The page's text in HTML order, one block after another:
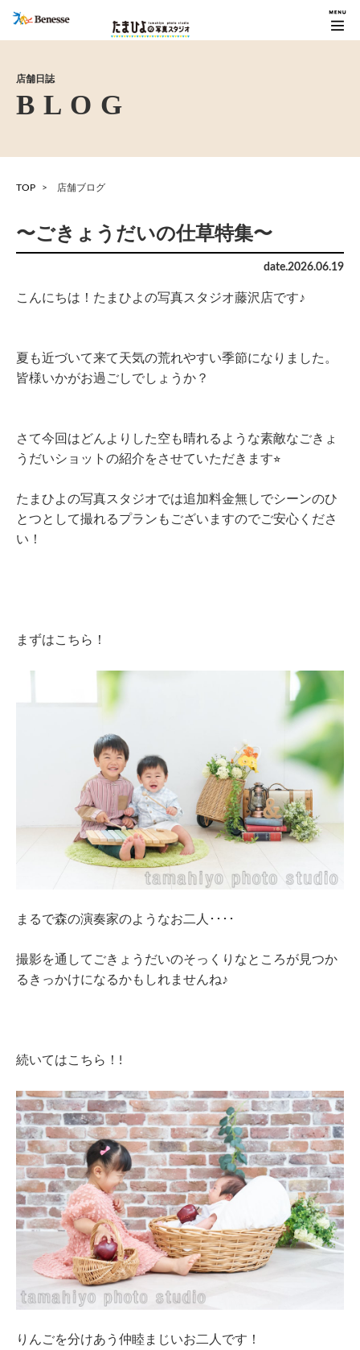
店舗日誌
TOP 店舗ブログ
〜ごきょうだいの仕草特集〜
date.2026.06.19
こんにちは！たまひよの写真スタジオ藤沢店です♪
夏も近づいて来て天気の荒れやすい季節になりました。
皆様いかがお過ごしでしょうか？
さて今回はどんよりした空も晴れるような素敵なごきょ
うだいショットの紹介をさせていただきます⭐︎
たまひよの写真スタジオでは追加料金無しでシーンのひ
とつとして撮れるプランもございますのでご安心くださ
い！
まずはこちら！
まるで森の演奏家のようなお二人････
撮影を通してごきょうだいのそっくりなところが見つか
るきっかけになるかもしれませんね♪
続いてはこちら！ !
りんごを分けあう仲睦まじいお二人です！